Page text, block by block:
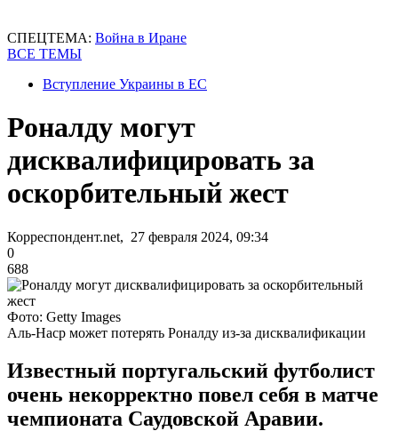
СПЕЦТЕМА: Война в Иране
ВСЕ ТЕМЫ
Вступление Украины в ЕС
Роналду могут
дисквалифицировать за
оскорбительный жест
Корреспондент.net, 27 февраля 2024, 09:34
0
688
Фото: Getty Images
Аль-Наср может потерять Роналду из-за дисквалификации
Известный португальский футболист
очень некорректно повел себя в матче
чемпионата Саудовской Аравии.